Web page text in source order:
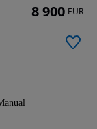
8 900 EUR